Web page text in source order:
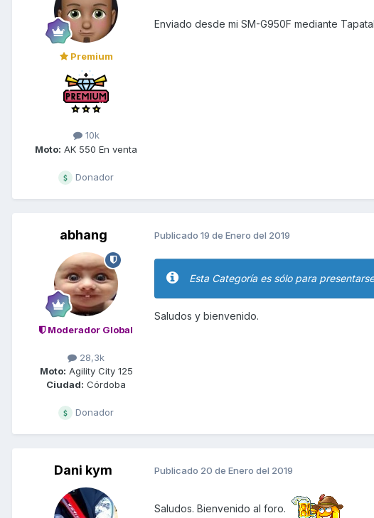
Premium
10k
Moto: AK 550 En venta
Donador
Enviado desde mi SM-G950F mediante
abhang
Moderador Global
28,3k
Moto: Agility City 125
Ciudad: Córdoba
Donador
Publicado 19 de Enero del 2019
Esta Categoría es sólo para
Saludos y bienvenido.
Dani kym Publicado 20 de Enero del 2019
Saludos. Bienvenido al foro.